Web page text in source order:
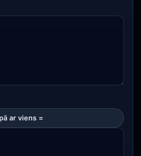
ar viens =